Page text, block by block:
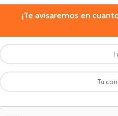
¡Te avisaremos en